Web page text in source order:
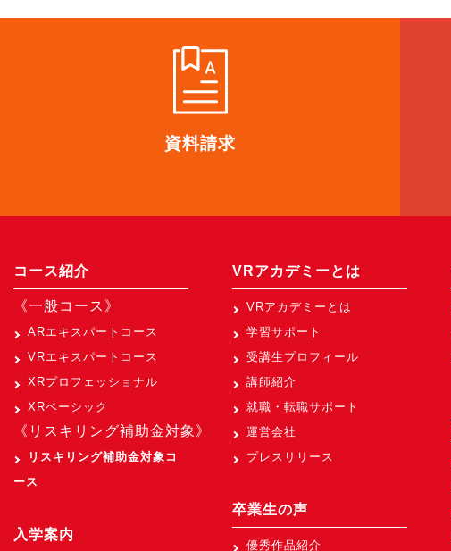
資料請求
コース紹介
《一般コース》
ARエキスパートコース
VRエキスパートコース
XRプロフェッショナル
XRベーシック
《リスキリング補助金対象》
リスキリング補助金対象コ
ース
入学案内
VRアカデミーとは
VRアカデミーとは
学習サポート
受講生プロフィール
講師紹介
就職・転職サポート
運営会社
プレスリリース
卒業生の声
優秀作品紹介